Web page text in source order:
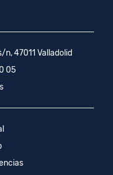
n, 47011 Valladolid
05